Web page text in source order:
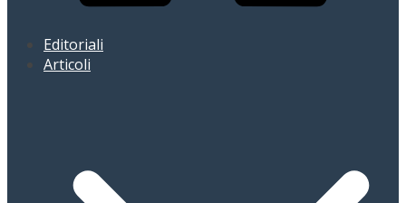
Editoriali
Articoli